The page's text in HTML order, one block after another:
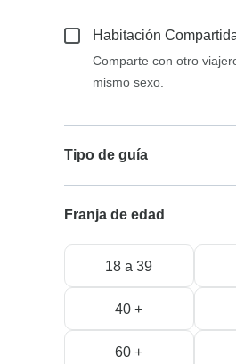
Habitación
Comparte con otro
mismo sexo.
Tipo de guía
Franja de edad
18 a 39
40 +
60 +